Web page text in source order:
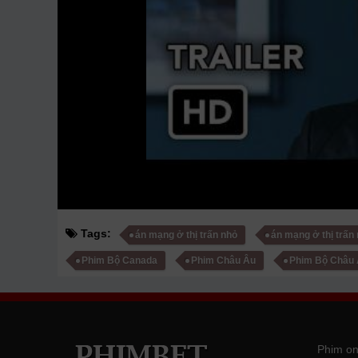
Tags: án mạng ở thị trấn nhỏ án mạng ở thị trấn
Phim Bộ Canada Phim Châu Âu Phim Bộ Châu
Phim